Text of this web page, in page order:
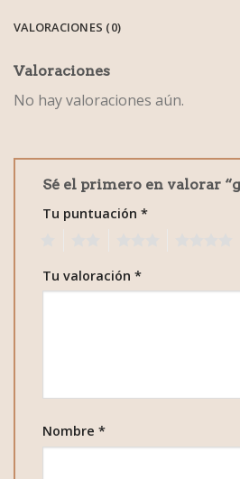
VALORACIONES (0)
Valoraciones
No hay valoraciones aún.
Sé el primero en valorar
Tu puntuación *
Tu valoración *
Nombre *